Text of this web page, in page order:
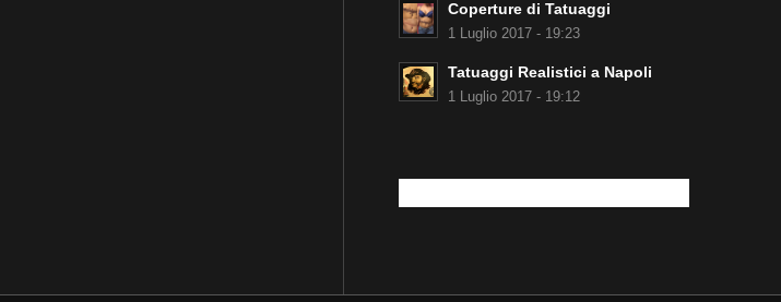
Coperture di Tatuaggi
1 Luglio 2017 - 19:23
Tatuaggi Realistici a Napoli
1 Luglio 2017 - 19:12